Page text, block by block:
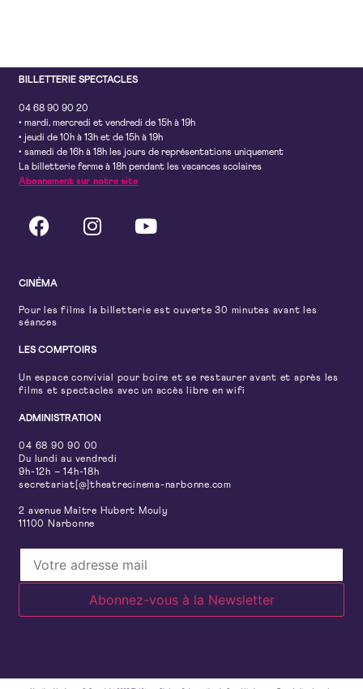
BILLETTERIE SPECTACLES
04 68 90 90 20
• mardi, mercredi et vendredi de 15h à 19h
• jeudi de 10h à 13h et de 15h à 19h
• samedi de 16h à 18h les jours de représentations uniquement
La billetterie ferme à 18h pendant les vacances scolaires
Abonnement sur notre site
CINÉMA
Pour les films la billetterie est ouverte 30 minutes avant les
séances
LES COMPTOIRS
Un espace convivial pour boire et se restaurer avant et après les
films et spectacles avec un accès libre en wifi
ADMINISTRATION
04 68 90 90 00
Du lundi au vendredi
9h-12h – 14h-18h
secretariat[@]theatrecinema-narbonne.com
2 avenue Maître Hubert Mouly
11100 Narbonne